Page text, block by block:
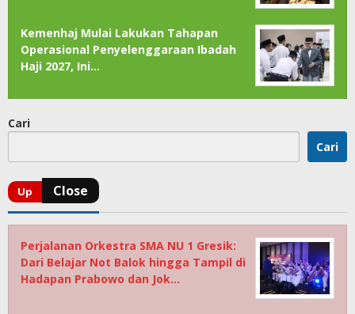
Kemenhaj Mulai Lakukan Tahapan
Operasional Penyelenggaraan Ibadah
Haji 2027, Ini…
Cari
Cari
Perjalanan Orkestra SMA NU 1 Gresik:
Dari Belajar Not Balok hingga Tampil di
Hadapan Prabowo dan Jok…